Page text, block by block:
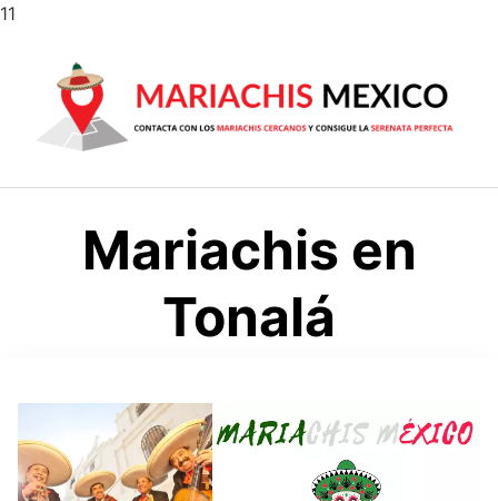
11
contenido
Mariachis en
Tonalá